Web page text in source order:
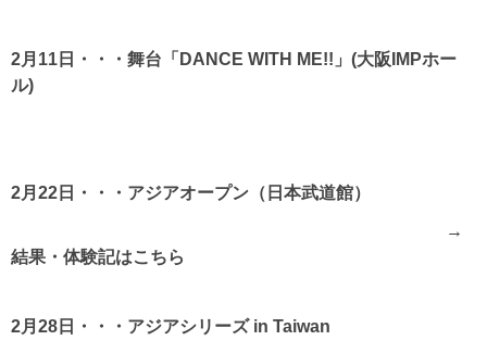
2月11日・・・舞台「DANCE WITH ME!!」(大阪IMPホー
ル)
2月22日・・・アジアオープン（日本武道館）
→
結果・体験記はこちら
2月28日・・・アジアシリーズ in Taiwan